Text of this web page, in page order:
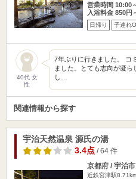
営業時間 10:00
入浴料金 850円
日帰り 子連れ
40代 女
性
7年ぶりに行きました。 コ
ました。とても志向が凝
し…
関連情報から探す
宇治天然温泉 源氏の湯
3.4点/ 64 件
京都府 / 宇治市
近鉄宮津駅